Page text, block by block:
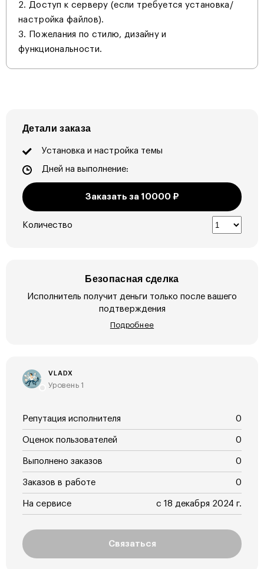
Доступ к серверу (если требуется установка/
настройка файлов).
Пожелания по стилю, дизайну и
функциональности.
Детали заказа
Установка и настройка темы
Дней на выполнение:
Заказать за 10000₽
Количество
Безопасная сделка
Исполнитель получит деньги только после вашего
подтверждения
Подробнее
VLADX
Уровень 1
Репутация исполнителя 0
Оценок пользователей 0
Выполнено заказов 0
Заказов в работе 0
На сервисе с 18 декабря 2024 г.
Связаться